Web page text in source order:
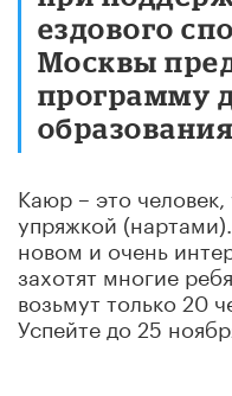
ездового
Москвы
программу
Каюр – это
упряжкой
новом и очень
захотят многие
возьмут только 20
Успейте до 25